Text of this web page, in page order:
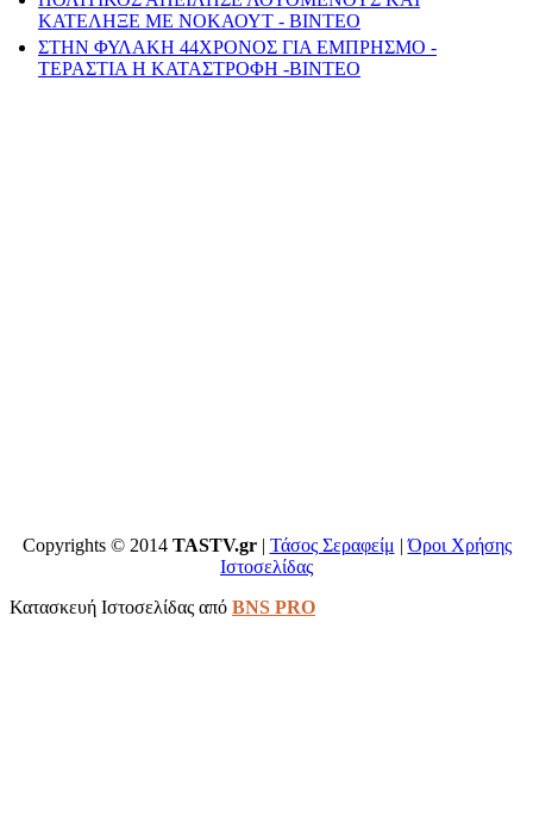
ΚΑΤΕΛΗΞΕ ΜΕ ΝΟΚΑΟΥΤ - ΒΙΝΤΕΟ
ΣΤΗΝ ΦΥΛΑΚΗ 44ΧΡΟΝΟΣ ΓΙΑ ΕΜΠΡΗΣΜΟ -
ΤΕΡΑΣΤΙΑ Η ΚΑΤΑΣΤΡΟΦΗ -ΒΙΝΤΕΟ
Copyrights © 2014 TASTV.gr| Τάσος Σεραφείμ |Όροι Χρήσης
Ιστοσελίδας
Κατασκευή Ιστοσελίδας από BNS PRO